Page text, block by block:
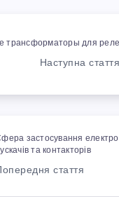
трансформаторы для реле
Наступна стаття
застосування
та контакторів
стаття